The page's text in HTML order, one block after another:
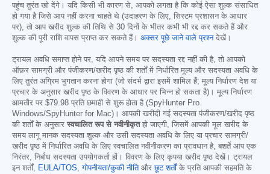
पहुंच तुरंत खो देंगे। यदि किसी भी कारण से, आपको लगता है कि कोई ऐसा शुल्क संसाधित
हो गया है जिसे आप नहीं करना चाहते थे (उदाहरण के लिए, सिस्टम प्रशासन के आधार
पर), तो आप खरीद शुल्क की तिथि से 30 दिनों के भीतर कभी भी रद्द कर सकते हैं और
शुल्क की पूरी राशि वापस प्राप्त कर सकते हैं। अक्सर पूछे जाने वाले प्रश्नदेखें।
ट्रायल अवधि समाप्त होने पर, यदि आपने समय पर सदस्यता रद्द नहीं की है, तो आपको
ऑफ़र सामग्री और पंजीकरण/खरीद पृष्ठ की शर्तों में निर्धारित मूल्य और सदस्यता अवधि के
लिए तुरंत अग्रिम भुगतान करना होगा (जो संदर्भ द्वारा इसमें शामिल हैं; मूल्य निर्धारण देश या
प्रचार के अनुसार खरीद पृष्ठ के विवरण के आधार पर भिन्न हो सकता है)। मूल्य निर्धारण
आमतौर पर $79.98 प्रति छमाही से शुरू होता है (SpyHunter Pro
Windows/SpyHunter for Mac)। आपकी खरीदी गई सदस्यता पंजीकरण/खरीद पृष्ठ
की शर्तों के अनुसार स्वचालित रूप से नवीनीकृतहो जाएगी, जिसमें आपकी मूल खरीद के
समय लागू मानक सदस्यता शुल्क और उसी सदस्यता अवधि के लिए या प्रचार सामग्री/
खरीद पृष्ठ में निर्धारित अवधि के लिए स्वचालित नवीनीकरण का प्रावधान है, बशर्ते आप एक
निरंतर, निर्बाध सदस्यता उपयोगकर्ता हों। विवरण के लिए कृपया खरीद पृष्ठ देखें। ट्रायल
इन शर्तों, EULA/TOS,गोपनीयता/कुकी नीतिऔरछूट शर्तोंके प्रति आपकी सहमति के